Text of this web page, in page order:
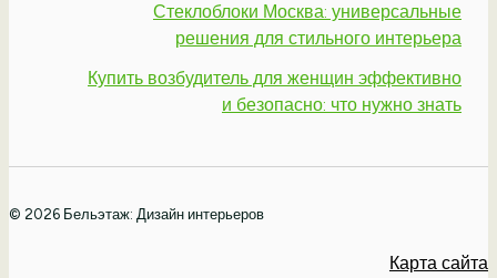
Стеклоблоки Москва: универсальные
решения для стильного интерьера
Купить возбудитель для женщин эффективно
и безопасно: что нужно знать
© 2026 Бельэтаж: Дизайн интерьеров
Карта сайта